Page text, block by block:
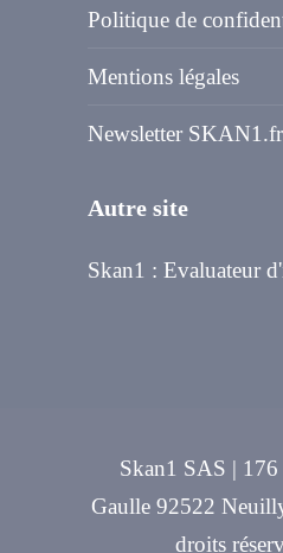
Politique de
Mentions légales
Newsletter SKAN1.fr
Autre site
Skan1 : Evaluateur
Skan1 SAS | 176
Gaulle 92522
droits